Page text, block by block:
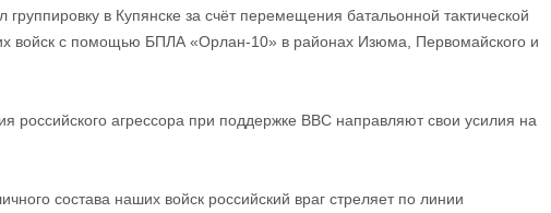
в Купянске за счёт перемещения батальонной тактической
войск с помощью БПЛА «Орлан-10» в районах Изюма, Первомайского и
российского агрессора при поддержке ВВС направляют свои усилия на
состава наших войск российский враг стреляет по линии